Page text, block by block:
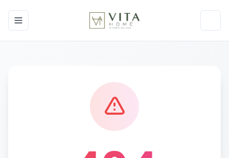
Toggle navigation menu